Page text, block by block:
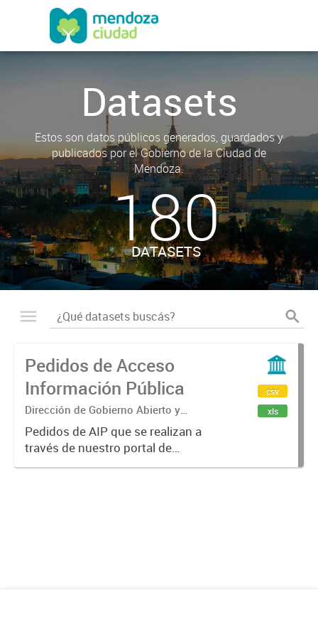
Datasets
Estos son datos públicos generados, guardados y
publicados por el Gobierno de la Ciudad de
Mendoza.
180
DATASETS
Pedidos de Acceso
Información Pública
Dirección de Gobierno Abierto y
Participación Ciudadana
Pedidos de AIP que se realizan a
través de nuestro portal de
transparencia.
csv
xls